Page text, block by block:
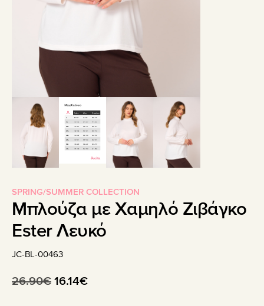
SPRING/SUMMER COLLECTION
Μπλούζα με Χαμηλό Ζιβάγκο
Ester Λευκό
JC-BL-00463
26.90€ Original
16.14€Η